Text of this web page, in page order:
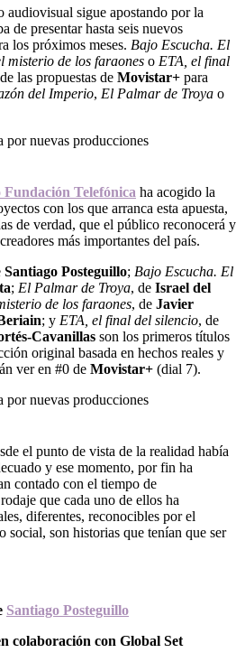
audiovisual sigue apostando por la
de presentar hasta seis nuevos
los próximos meses. Bajo Escucha. El
misterio de los faraones o ETA, el final
las propuestas de Movistar+ para
del Imperio, El Palmar de Troya o
Fundación Telefónica ha acogido la
con los que arranca esta apuesta,
de verdad, que el público reconocerá y
más importantes del país.
Santiago Posteguillo; Bajo Escucha. El
; El Palmar de Troya, de Israel del
de los faraones, de Javier
; y ETA, el final del silencio, de
Cavanillas son los primeros títulos
original basada en hechos reales y
ver en #0 de Movistar+ (dial 7).
el punto de vista de la realidad había
y ese momento, por fin ha
contado con el tiempo de
que cada uno de ellos ha
diferentes, reconocibles por el
social, son historias que tenían que ser
Santiago Posteguillo
colaboración con Global Set